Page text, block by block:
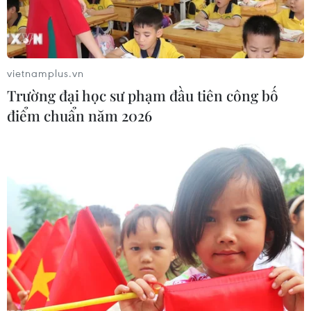
hữu dự án Nhà máy điện hạt nhân
Ninh Thuận
07/08/2026 09:27
Masterise Homes đồng hành cùng
khách hàng trên toàn quốc với giải
pháp tài chính ưu việt
Kho bạc Nhà nước: Thu ngân sách
đạt 1.896.176 tỷ đồng, bằng 74,96% dự
toán
07/08/2026 06:21
Thanh Hóa công khai danh sách gần
vietnamplus.vn
Trường đại học sư phạm đầu tiên công bố
điểm chuẩn năm 2026